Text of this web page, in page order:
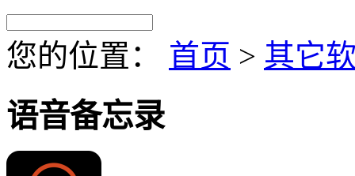
您的位置： 首页 > 其它
语音备忘录